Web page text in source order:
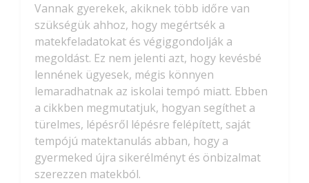
Vannak gyerekek, akiknek több időre van
szükségük ahhoz, hogy megértsék a
matekfeladatokat és végiggondolják a
megoldást. Ez nem jelenti azt, hogy kevésbé
lennének ügyesek, mégis könnyen
lemaradhatnak az iskolai tempó miatt. Ebben
a cikkben megmutatjuk, hogyan segíthet a
türelmes, lépésről lépésre felépített, saját
tempójú matektanulás abban, hogy a
gyermeked újra sikerélményt és önbizalmat
szerezzen matekból.